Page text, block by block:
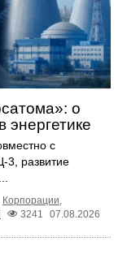
о
с
развитие
Корпорации,
3241 07.08.2026